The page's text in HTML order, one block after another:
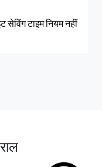
सेविंग टाइम नियम नहीं